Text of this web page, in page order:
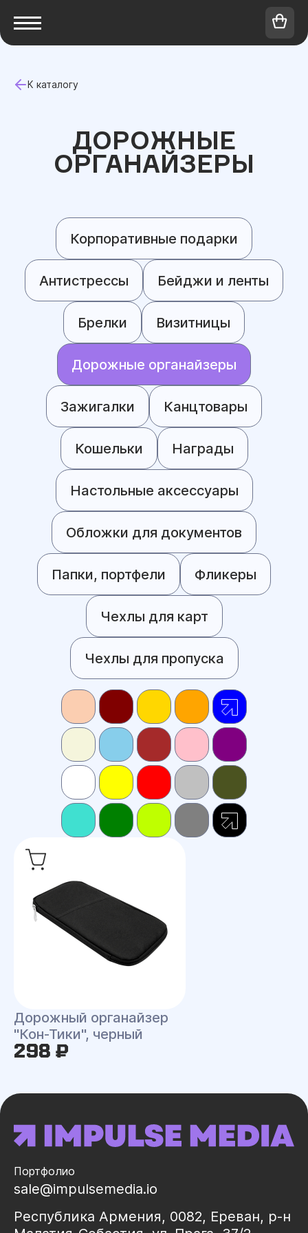
К каталогу
ДОРОЖНЫЕ
ОРГАНАЙЗЕРЫ
Корпоративные подарки
Антистрессы Бейджи и ленты
Брелки Визитницы
Дорожные органайзеры
Зажигалки Канцтовары
Кошельки Награды
Настольные аксессуары
Обложки для документов
Папки, портфели Фликеры
Чехлы для карт
Чехлы для пропуска
Дорожный органайзер
"Кон-Тики", черный
298 ₽
Портфолио
sale@impulsemedia.io
Республика Армения, 0082, Ереван, р-н